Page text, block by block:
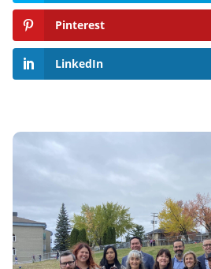
Pinterest
LinkedIn